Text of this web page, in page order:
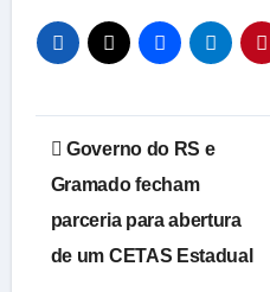
Navegação
de
Post
Governo do RS e
Gramado fecham
parceria para abertura
de um CETAS Estadual